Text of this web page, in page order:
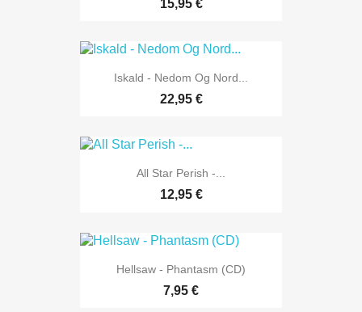
15,95 €
Iskald - Nedom Og Nord...
22,95 €
All Star Perish -...
12,95 €
Hellsaw - Phantasm (CD)
7,95 €